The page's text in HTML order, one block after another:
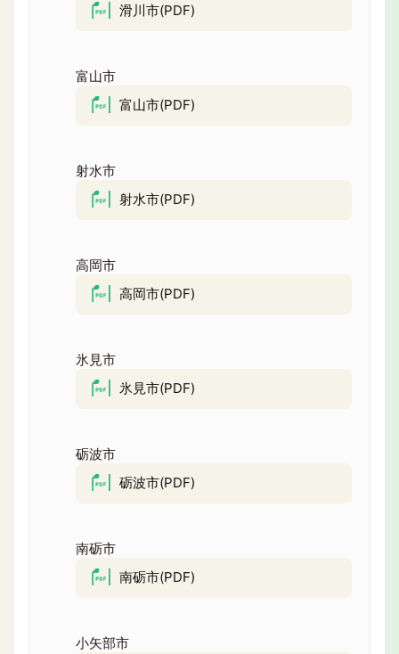
滑川市(PDF)
富山市
富山市(PDF)
射水市
射水市(PDF)
高岡市
高岡市(PDF)
氷見市
氷見市(PDF)
砺波市
砺波市(PDF)
南砺市
南砺市(PDF)
小矢部市